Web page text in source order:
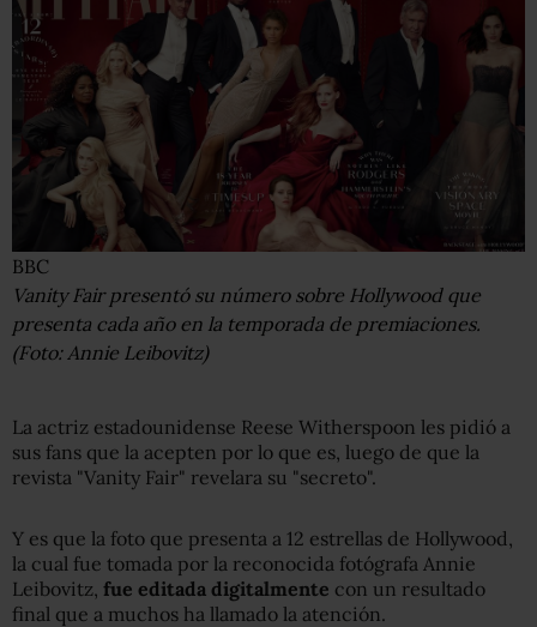
BBC
Vanity Fair presentó su número sobre Hollywood que
presenta cada año en la temporada de premiaciones.
(Foto: Annie Leibovitz)
La actriz estadounidense Reese Witherspoon les pidió a
sus fans que la acepten por lo que es, luego de que la
revista "Vanity Fair" revelara su "secreto".
Y es que la foto que presenta a 12 estrellas de Hollywood,
la cual fue tomada por la reconocida fotógrafa Annie
Leibovitz, fue editada digitalmente con un resultado
final que a muchos ha llamado la atención.